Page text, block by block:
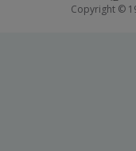
Copyright ©